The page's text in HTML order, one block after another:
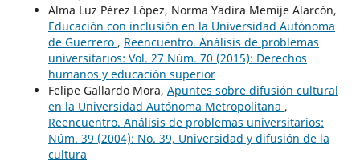
Alma Luz Pérez López, Norma Yadira Memije Alarcón,
Educación con inclusión en la Universidad Autónoma
de Guerrero , Reencuentro. Análisis de problemas
universitarios: Vol. 27 Núm. 70 (2015): Derechos
humanos y educación superior
Felipe Gallardo Mora, Apuntes sobre difusión cultural
en la Universidad Autónoma Metropolitana ,
Reencuentro. Análisis de problemas universitarios:
Núm. 39 (2004): No. 39, Universidad y difusión de la
cultura